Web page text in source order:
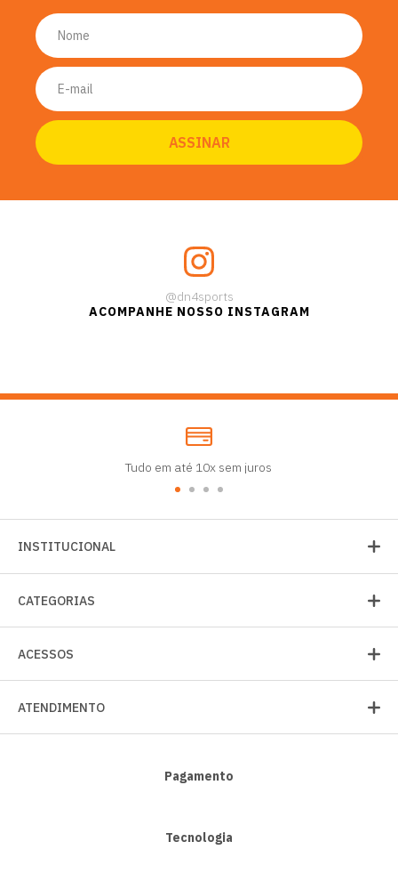
@dn4sports
ACOMPANHE NOSSO INSTAGRAM
Tudo em até 10x sem juros
INSTITUCIONAL
CATEGORIAS
ACESSOS
ATENDIMENTO
Pagamento
Tecnologia